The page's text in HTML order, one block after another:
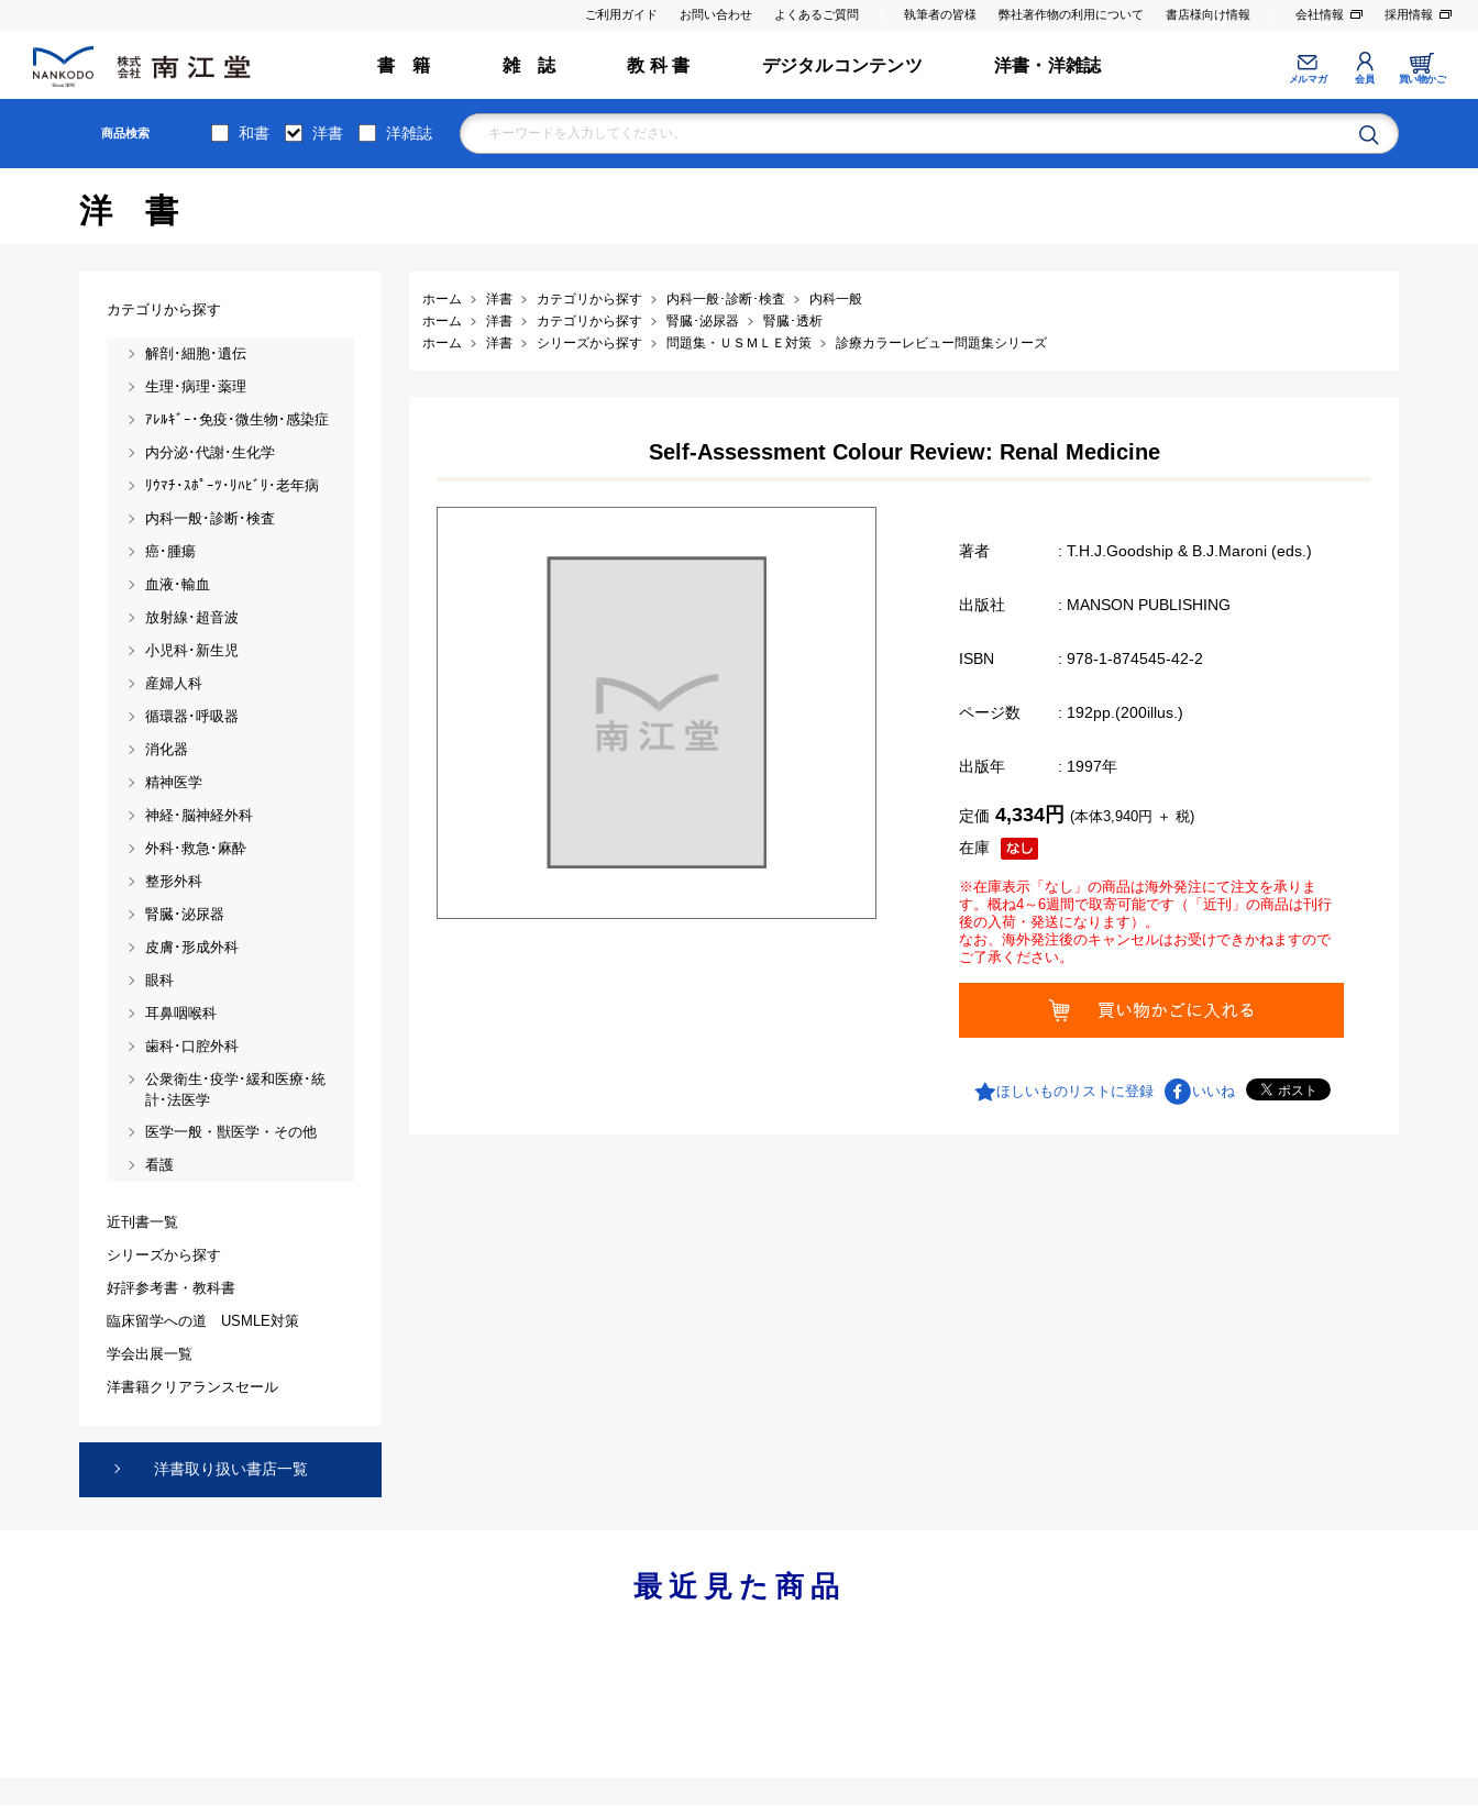
ご利用ガイド お問い合わせ よくあるご質問 執筆者の皆様 弊社著作物の利用について 書店様向け情報 会社情報 採用情報
書 籍 雑 誌 教 科 書 デジタルコンテンツ 洋書・洋雑誌
メルマガ 会員 買い物かご
商品検索 和書 洋書 洋雑誌
洋書
ホーム 洋書 カテゴリから探す 内科一般･診断･検査
内科一般
ホーム
洋書 カテゴリから探す 腎臓･泌尿器
腎臓･透析
ホーム
洋書 シリーズから探す 問題集・ＵＳＭＬＥ対策 診療カラーレビュー問題集シリーズ
Self-Assessment Colour Review: Renal Medicine
著者 : T.H.J.Goodship & B.J.Maroni (eds.)
出版社 : MANSON PUBLISHING
ISBN : 978-1-874545-42-2
ページ数 : 192pp.(200illus.)
出版年 : 1997年
在庫
定価 4,334円 (本体3,940円 ＋ 税)
※在庫表示「なし」の商品は海外発注にて注文を承りま
す。概ね4～6週間で取寄可能です（「近刊」の商品は刊行
後の入荷・発送になります）。
なお、海外発注後のキャンセルはお受けできかねますので
ご了承ください。
ほしいものリストに登録 いいね
カテゴリから探す
解剖･細胞･遺伝
生理･病理･薬理
ｱﾚﾙｷﾞｰ･免疫･微生物･感染症
内分泌･代謝･生化学
ﾘｳﾏﾁ･ｽﾎﾟｰﾂ･ﾘﾊﾋﾞﾘ･老年病
内科一般･診断･検査
癌･腫瘍
血液･輸血
放射線･超音波
小児科･新生児
産婦人科
循環器･呼吸器
消化器
精神医学
神経･脳神経外科
外科･救急･麻酔
整形外科
腎臓･泌尿器
皮膚･形成外科
眼科
耳鼻咽喉科
歯科･口腔外科
公衆衛生･疫学･緩和医療･統
計･法医学
医学一般・獣医学・その他
看護
近刊書一覧
シリーズから探す
好評参考書・教科書
臨床留学への道 USMLE対策
学会出展一覧
洋書籍クリアランスセール
洋書取り扱い書店一覧
最近見た商品